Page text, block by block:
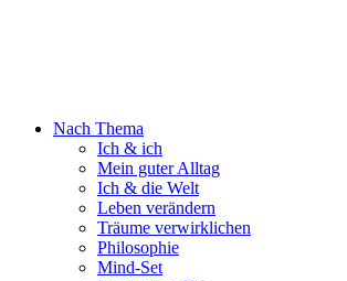
Nach Thema
Ich & ich
Mein guter Alltag
Ich & die Welt
Leben verändern
Träume verwirklichen
Philosophie
Mind-Set